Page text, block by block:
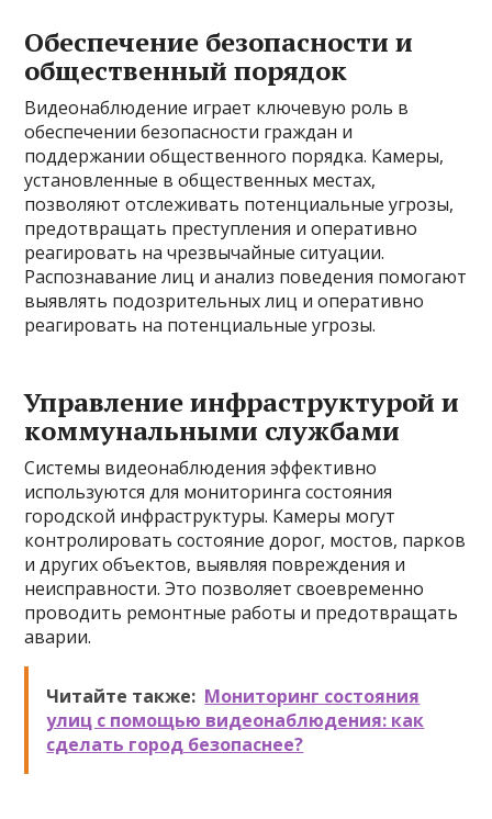
Обеспечение безопасности и
общественный порядок
Видеонаблюдение играет ключевую роль в
обеспечении безопасности граждан и
поддержании общественного порядка. Камеры,
установленные в общественных местах,
позволяют отслеживать потенциальные угрозы,
предотвращать преступления и оперативно
реагировать на чрезвычайные ситуации.
Распознавание лиц и анализ поведения помогают
выявлять подозрительных лиц и оперативно
реагировать на потенциальные угрозы.
Управление инфраструктурой и
коммунальными службами
Системы видеонаблюдения эффективно
используются для мониторинга состояния
городской инфраструктуры. Камеры могут
контролировать состояние дорог, мостов, парков
и других объектов, выявляя повреждения и
неисправности. Это позволяет своевременно
проводить ремонтные работы и предотвращать
аварии.
Читайте также: Мониторинг состояния
улиц с помощью видеонаблюдения: как
сделать город безопаснее?